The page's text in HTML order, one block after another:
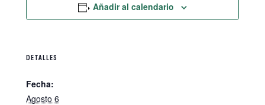
Añadir al calendario
DETALLES
Fecha:
Agosto 6